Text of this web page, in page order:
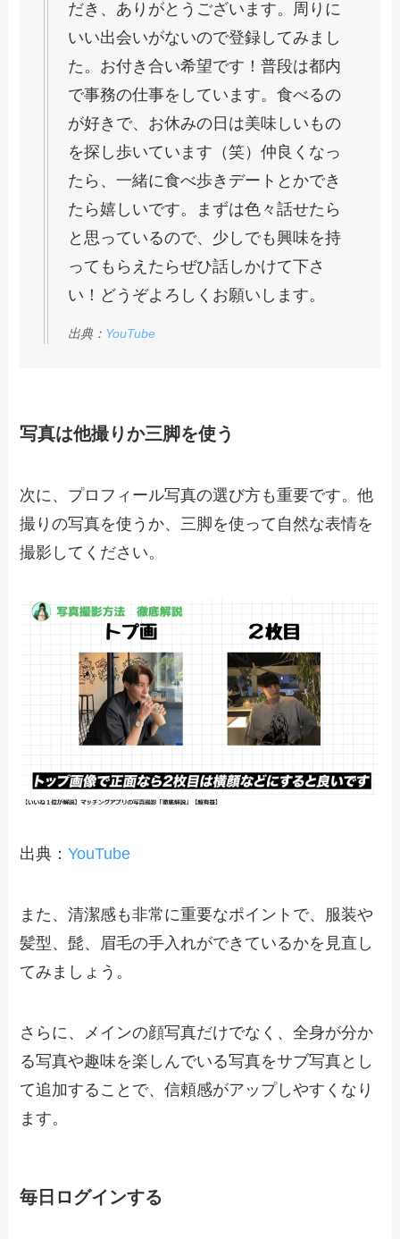
だき、ありがとうございます。周りに
いい出会いがないので登録してみまし
た。お付き合い希望です！普段は都内
で事務の仕事をしています。食べるの
が好きで、お休みの日は美味しいもの
を探し歩いています（笑）仲良くなっ
たら、一緒に食べ歩きデートとかでき
たら嬉しいです。まずは色々話せたら
と思っているので、少しでも興味を持
ってもらえたらぜひ話しかけて下さ
い！どうぞよろしくお願いします。
出典： YouTube
写真は他撮りか三脚を使う
次に、プロフィール写真の選び方も重要です。他
撮りの写真を使うか、三脚を使って自然な表情を
撮影してください。
出典：YouTube
また、清潔感も非常に重要なポイントで、服装や
髪型、髭、眉毛の手入れができているかを見直し
てみましょう。
さらに、メインの顔写真だけでなく、全身が分か
る写真や趣味を楽しんでいる写真をサブ写真とし
て追加することで、信頼感がアップしやすくなり
ます。
毎日ログインする